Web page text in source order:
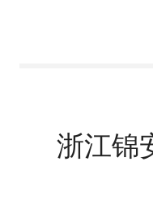
浙江锦